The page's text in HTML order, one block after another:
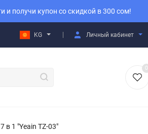
и получи купон со скидкой в 300 сом!
KG Личный кабинет
0
1 "Yeain TZ-03"